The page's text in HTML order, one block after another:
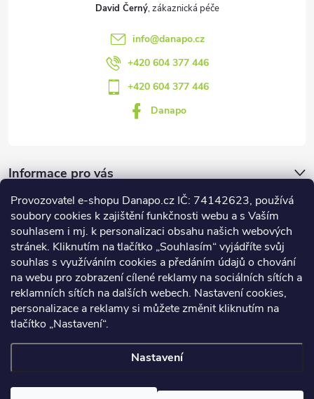
Provozovatel e-shopu Danapo.cz IČ: 74142623, používá
soubory cookies k zajištění funkčnosti webu a s Vaším
souhlasem i mj. k personalizaci obsahu našich webových
stránek. Kliknutím na tlačítko „Souhlasím“ vyjádříte svůj
souhlas s využíváním cookies a předáním údajů o chování
na webu pro zobrazení cílené reklamy na sociálních sítích a
reklamních sítích na dalších webech. Nastavení cookies,
personalizace a reklamy si můžete změnit kliknutím na
tlačítko „Nastavení“.
Nastavení
David Černý
info@danapo.cz
+420 604 377 446
+420 604 377 446
Danapo
Informace pro vás
Dotazník
Co upřednosťnujete?
Počet hlasů:437
Facebook
Upravit nastavení cookies